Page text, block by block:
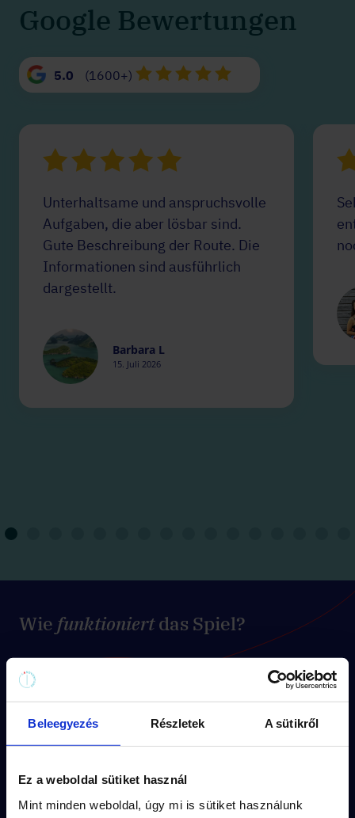
Beleegyezés Részletek A sütikről
Ez a weboldal sütiket használ
Mint minden weboldal, úgy mi is sütiket használunk
Google Bewertungen
5.0 (1600+)
Unterhaltsame und anspruchsvolle
Aufgaben, die aber lösbar sind.
Gute Beschreibung der Route. Die
Informationen sind ausführlich
dargestellt.
Barbara L
15. Juli 2026
Wie funktioniertdas Spiel?
eigene Route(etwa
Rahmenhandlung.
Geschichteder Mission eingebettet.